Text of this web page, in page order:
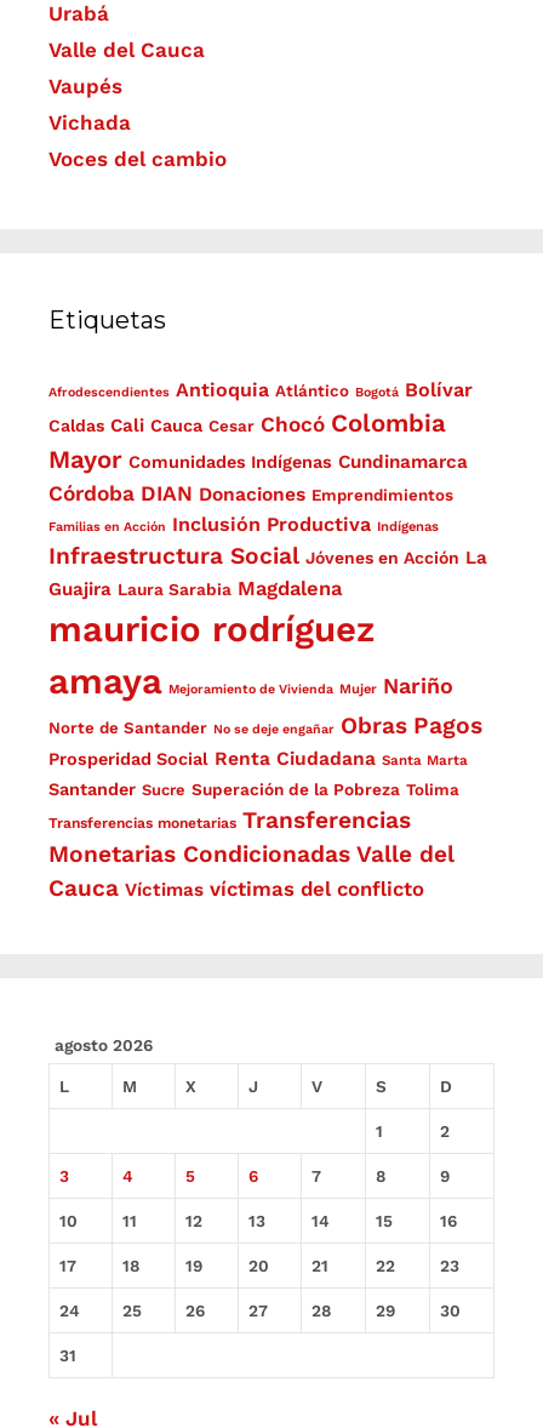
Urabá
Valle del Cauca
Vaupés
Vichada
Voces del cambio
Etiquetas
Afrodescendientes Antioquia Atlántico Bogotá Bolívar
Caldas Cali Cauca Cesar Chocó Colombia
Mayor Comunidades Indígenas Cundinamarca
Córdoba DIAN Donaciones Emprendimientos
Familias en Acción Inclusión Productiva Indígenas
Infraestructura Social Jóvenes en Acción La
Guajira Laura Sarabia Magdalena
mauricio rodríguez
amaya Mejoramiento de Vivienda Mujer Nariño
Norte de Santander No se deje engañar Obras Pagos
Prosperidad Social Renta Ciudadana Santa Marta
Santander Sucre Superación de la Pobreza Tolima
Transferencias monetarias Transferencias
Monetarias Condicionadas Valle del
Cauca Víctimas víctimas del conflicto
agosto 2026
L M X J V S D
1 2
3 4 5 6 7 8 9
10 11 12 13 14 15 16
17 18 19 20 21 22 23
24 25 26 27 28 29 30
31
« Jul